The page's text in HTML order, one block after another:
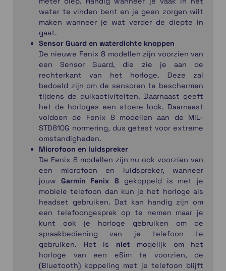
water te vinden bent en je geen zorgen wilt
maken wanneer je wat verder de diepte in
gaat.
Sensor Guard en waterdichte knoppen
De nieuwe Fenix 8 modellen zijn voorzien van
een Sensor Guard, die zie je aan de
rechterkant van het horloge. Deze zal
bedoeld zijn om de sensoren te beschermen
tijdens de duikactiviteiten. Daarnaast geeft
het de horloges een stoere look. Daarnaast
voldoen de Fenix 8 modellen aan de MIL-
STD810G normering, dus getest voor extreme
omstandigheden.
Microfoon en luidspreker
De Fenix 8 modellen zijn nu ook voorzien van
een microfoon en luidspreker, wanneer
jouw Garmin Fenix 8 gekoppeld is met je
mobiele telefoon dan kun je het horloge als
headset gebruiken. Dat kan handig zijn om
een telefoongesprek op te nemen maar je
kunt ook je horloge gebruiken om de
spraakbediening van je telefoon te
gebruiken. Het is niet mogelijk om het
horloge van een eSim te voorzien, de
(Bluetooth) koppeling met je telefoon blijft